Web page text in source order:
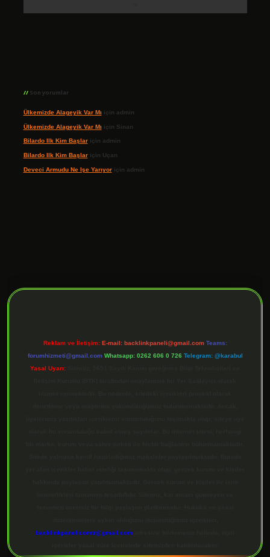
Son yorumlar
Ülkemizde Alageyik Var Mı için admin
Ülkemizde Alageyik Var Mı için Sinan
Bilardo Ilk Kim Başlariçin admin
Bilardo Ilk Kim Başlariçin Uçan
Deveci Armudu Ne Işe Yarıyoriçin admin
Reklam ve İletişim: E-mail: backlinkpaneli@gmail.com Teams:
forumhizmeti@gmail.com Whatsapp: 0262 606 0 726 Telegram: @karabul
Yasal Uyarı:
backlinkpanelicomtr@gmail.com